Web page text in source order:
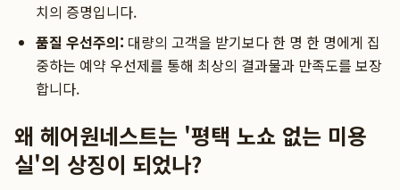
치의 증명입니다.
품질 우선주의: 대량의 고객을 받기보다 한 명 한 명에게 집
중하는 예약 우선제를 통해 최상의 결과물과 만족도를 보장
합니다.
왜 헤어원네스트는 '평택 노쇼 없는 미용
실'의 상징이 되었나?